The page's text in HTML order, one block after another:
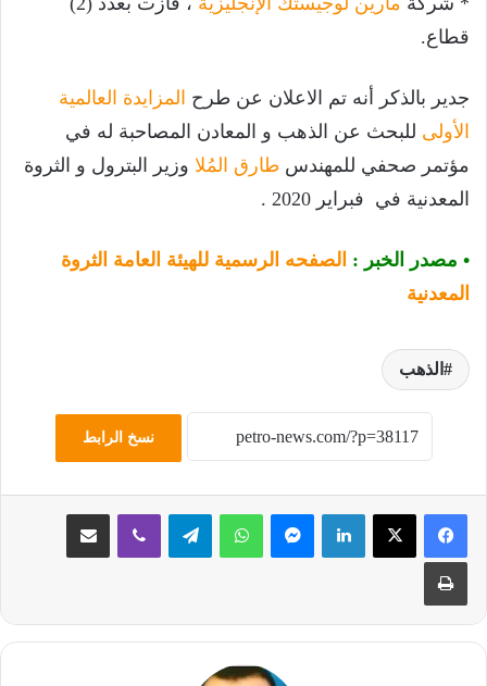
قطاع.
جدير بالذكر أنه تم الاعلان عن طرح المزايدة العالمية
الأولى للبحث عن الذهب و المعادن المصاحبة له في
مؤتمر صحفي للمهندس طارق المُلا وزير البترول و الثروة
المعدنية في فبراير 2020 .
• مصدر الخبر : الصفحه الرسمية للهيئة العامة الثروة
المعدنية
الذهب
نسخ الرابط
لينكدإن ماسنجر واتساب تيلقرام ڤايبر مشاركة عبر البريد
طباعة